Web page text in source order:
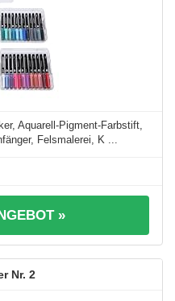
Aquarell-Pigment-Farbstift,
Felsmalerei, K ...
»
2